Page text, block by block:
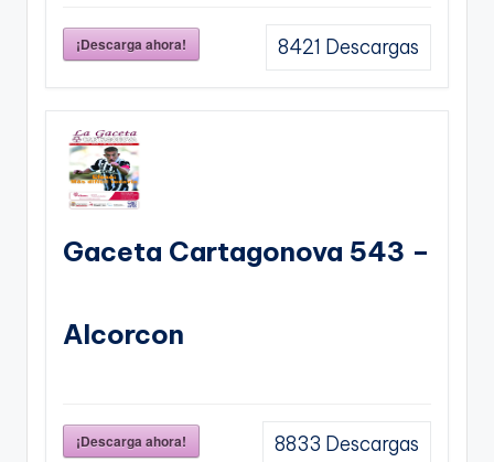
¡Descarga ahora! 8421 Descargas
Gaceta Cartagonova 543 –
Alcorcon
¡Descarga ahora! 8833 Descargas